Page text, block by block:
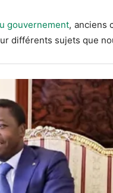
gouvernement, anciens
différents sujets que